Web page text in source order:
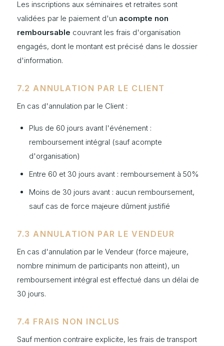
Les inscriptions aux séminaires et retraites sont
validées par le paiement d'un acompte non
remboursable couvrant les frais d'organisation
engagés, dont le montant est précisé dans le dossier
d'information.
7.2 ANNULATION PAR LE CLIENT
En cas d'annulation par le Client :
Plus de 60 jours avant l'événement :
remboursement intégral (sauf acompte
d'organisation)
Entre 60 et 30 jours avant : remboursement à 50%
Moins de 30 jours avant : aucun remboursement,
sauf cas de force majeure dûment justifié
7.3 ANNULATION PAR LE VENDEUR
En cas d'annulation par le Vendeur (force majeure,
nombre minimum de participants non atteint), un
remboursement intégral est effectué dans un délai de
30 jours.
7.4 FRAIS NON INCLUS
Sauf mention contraire explicite, les frais de transport